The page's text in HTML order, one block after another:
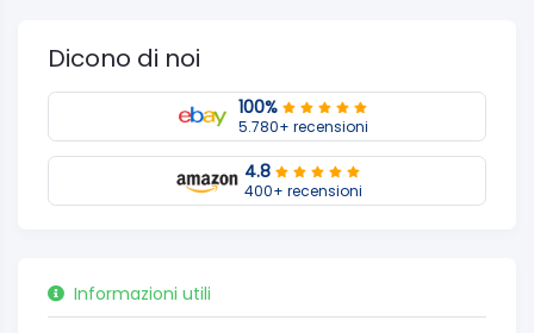
Dicono di noi
100%
5.780+ recensioni
4.8
400+ recensioni
Informazioni utili